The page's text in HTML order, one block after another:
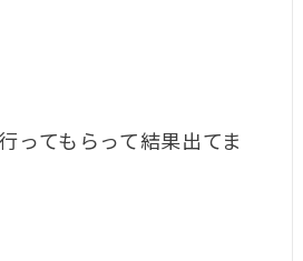
ってもらって結果出てま